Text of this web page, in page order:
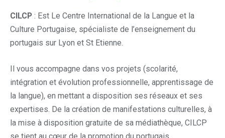
CILCP : Est Le Centre International de la Langue et la
Culture Portugaise, spécialiste de l’enseignement du
portugais sur Lyon et St Etienne.
Il vous accompagne dans vos projets (scolarité,
intégration et évolution professionnelle, apprentissage de
la langue), en mettant a disposition ses réseaux et ses
expertises. De la création de manifestations culturelles, à
la mise à disposition gratuite de sa médiathèque, CILCP